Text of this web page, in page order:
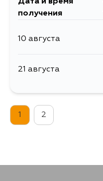
Дата и время
получения
10 августа
21 августа
1 2